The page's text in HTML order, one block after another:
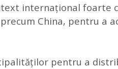
internațional foarte
China, pentru a
pentru a